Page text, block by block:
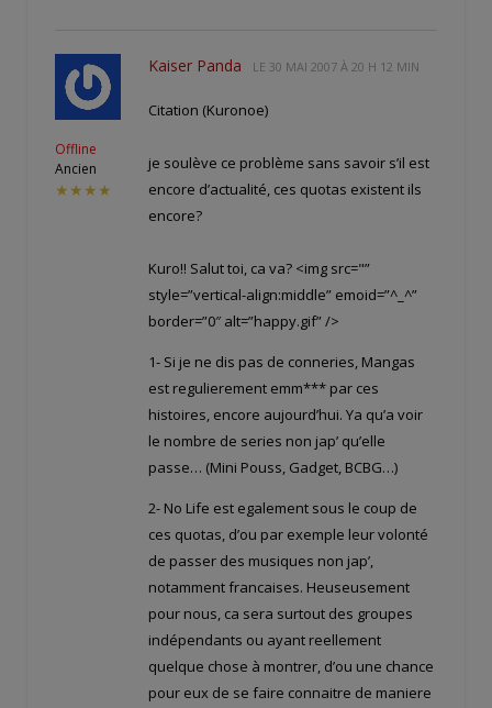
Offline
Ancien
★★★★
Kaiser Panda LE 30 MAI 2007 À 20 H 12 MIN
Citation (Kuronoe)
je soulève ce problème sans savoir s’il est
encore d’actualité, ces quotas existent ils
encore?
Kuro!! Salut toi, ca va? <img src="”
style=”vertical-align:middle” emoid=”^_^”
border=”0″ alt=”happy.gif” />
1- Si je ne dis pas de conneries, Mangas
est regulierement emm*** par ces
histoires, encore aujourd’hui. Ya qu’a voir
le nombre de series non jap’ qu’elle
passe… (Mini Pouss, Gadget, BCBG…)
2- No Life est egalement sous le coup de
ces quotas, d’ou par exemple leur volonté
de passer des musiques non jap’,
notamment francaises. Heuseusement
pour nous, ca sera surtout des groupes
indépendants ou ayant reellement
quelque chose à montrer, d’ou une chance
pour eux de se faire connaitre de maniere